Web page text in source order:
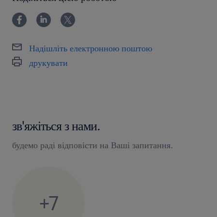
(необхідна фізична підготовка)
ожидаем / oczekujemy
готовність працювати за 3-змінним графіком
(6–14, 14–22, 22–6)
Ця вакансія призначена для осіб віком від 18 років
Надішліть електронною поштою
друкувати
зв'яжіться з нами.
будемо раді відповісти на Ваші запитання.
+7